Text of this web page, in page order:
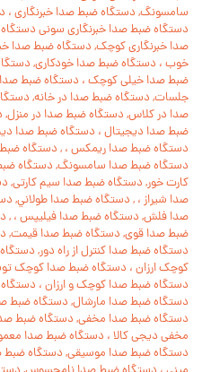
سامسونگ, دستگاه ضبط صدا خبرنگاری ،
دستگاه ضبط صدا خبرنگاری سونی
صدا خبرنگاری کوچک, دستگاه ضبط صدا
خوب ، دستگاه ضبط صدا خودکاری,
ضبط صدا خیلی کوچک ، دستگاه ضبط
جلسات, دستگاه ضبط صدا در خانه,
صدا در کلاس, دستگاه ضبط صدا در
ضبط صدا ديجيتال ، دستگاه ضبط صدا
دستگاه ضبط صدا ريمکس ، , دستگاه
دستگاه ضبط صدا سامسونگ, دستگاه
کارت خور, دستگاه ضبط صدا سيم
صدا شيراز ، , دستگاه ضبط صدا طولاني,
صدا فلش, دستگاه ضبط صدا فيليپس ، ,
ضبط صدا قوی, دستگاه ضبط صدا قيمت,
دستگاه ضبط صدا کنترل از راه دور,
کوچک ارزان ، دستگاه ضبط صدا کوچک
دستگاه ضبط صدا کوچک و ارزان ،
دستگاه ضبط صدا مارشال, دستگاه ضبط
دستگاه ضبط صدا مخفی, دستگاه ضبط
مخفی ديجی کالا ، دستگاه ضبط صدا
دستگاه ضبط صدا موسيقی, دستگاه ضبط